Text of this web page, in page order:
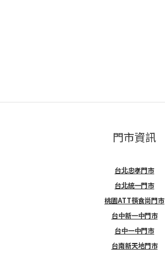
門市資訊
台北忠孝門市
台北統一門市
桃園ATT筷食尚門市
台中新一中門市
台中一中門市
台南新天地門市